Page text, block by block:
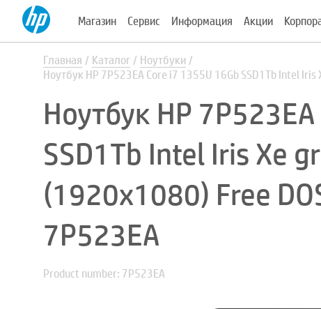
Магазин Сервис Информация Акции
Главная Каталог
Ноутбуки
Ноутбук HP 7P523EA Core i7 1355U 16Gb SSD1Tb Intel
Ноутбук HP
SSD1Tb Intel Iris Xe
(1920x1080) Free
7P523EA
Product number: 7P523EA